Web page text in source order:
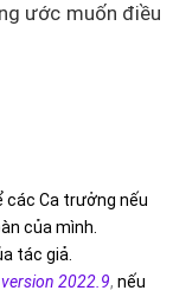
ước muốn điều
các Ca trưởng nếu
của mình.
tác giả.
version 2022.9, nếu